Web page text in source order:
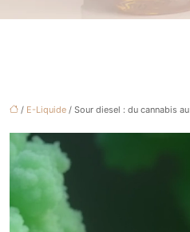
/ E-Liquide / Sour diesel : du cannabis